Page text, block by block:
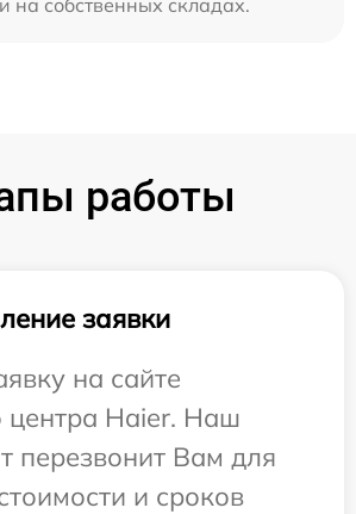
работы
заявки
на сайте
центра Haier. Наш
перезвонит Вам для
и сроков